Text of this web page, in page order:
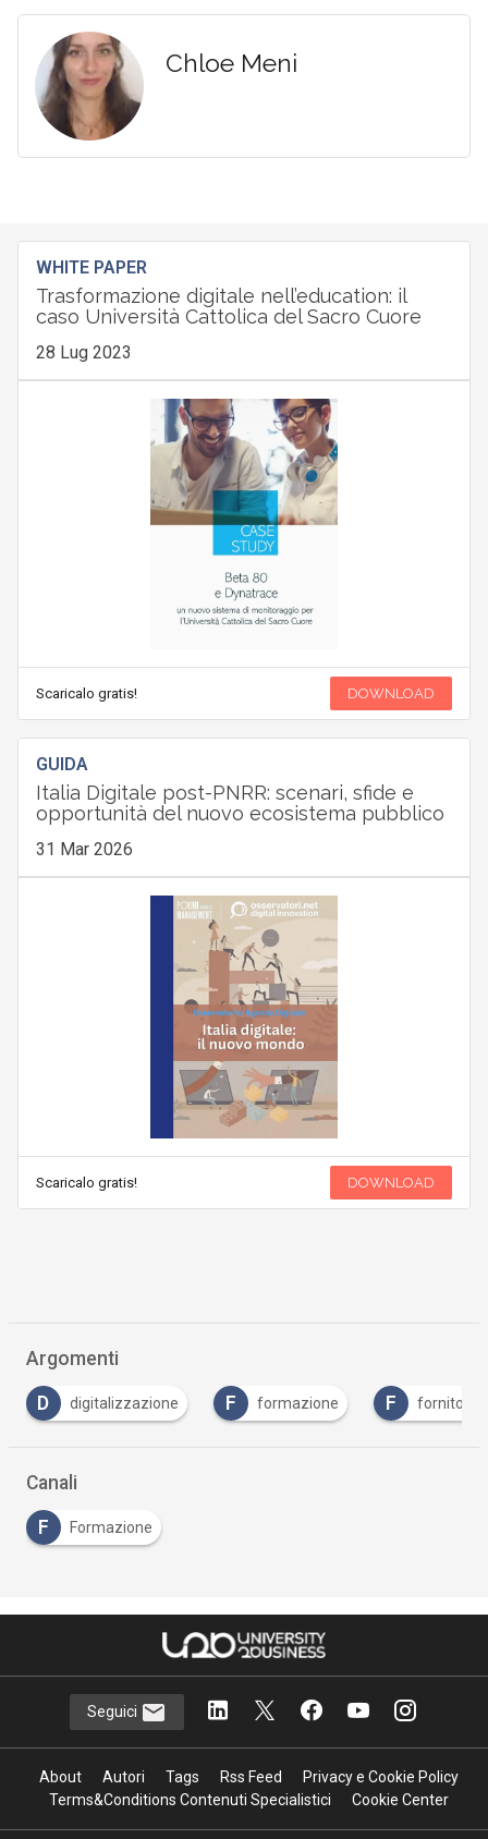
Chloe Meni
WHITE PAPER
Trasformazione digitale nell’education: il
caso Università Cattolica del Sacro Cuore
28 Lug 2023
Scaricalo gratis! DOWNLOAD
GUIDA
Italia Digitale post-PNRR: scenari, sfide e
opportunità del nuovo ecosistema pubblico
31 Mar 2026
Scaricalo gratis! DOWNLOAD
Argomenti
F formazione fornitori M master S
Canali
F Formazione
Seguici
About Autori Tags Rss Feed
Privacy e Cookie Policy
Terms&Conditions Contenuti Specialistici
Cookie Center